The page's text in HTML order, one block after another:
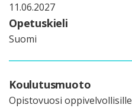
11.06.2027
Opetuskieli
Suomi
Koulutusmuoto
Opistovuosi oppivelvollisille